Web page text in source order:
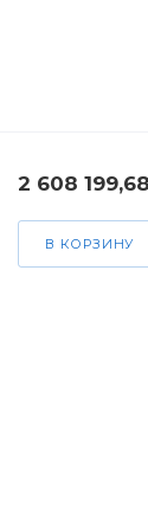
2 608
В КОРЗИНУ